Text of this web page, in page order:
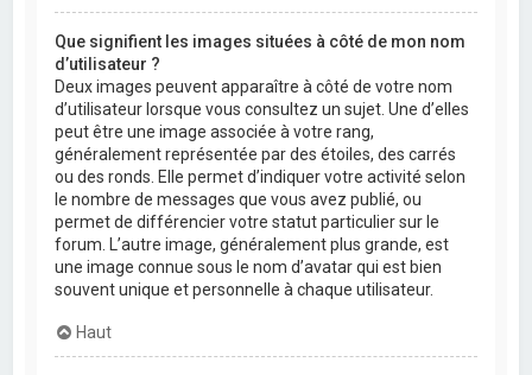
Que signifient les images situées à côté de mon nom
d’utilisateur ?
Deux images peuvent apparaître à côté de votre nom
d’utilisateur lorsque vous consultez un sujet. Une d’elles
peut être une image associée à votre rang,
généralement représentée par des étoiles, des carrés
ou des ronds. Elle permet d’indiquer votre activité selon
le nombre de messages que vous avez publié, ou
permet de différencier votre statut particulier sur le
forum. L’autre image, généralement plus grande, est
une image connue sous le nom d’avatar qui est bien
souvent unique et personnelle à chaque utilisateur.
Haut